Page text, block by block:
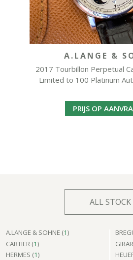
A.LANGE &
2017 Tourbillon Perpetual
Limited to 100 Platinum
PRIJS OP
ALL STOCK
A.LANGE & SOHNE (1)
CARTIER (1)
HERMES (1)